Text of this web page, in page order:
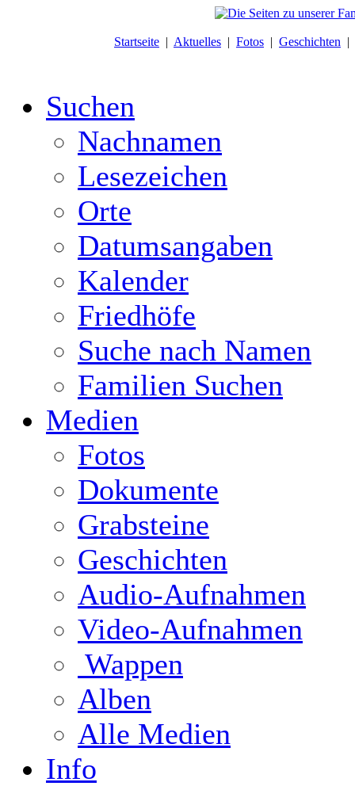
Startseite | Aktuelles | Fotos | Geschichten |
Suchen
Nachnamen
Lesezeichen
Orte
Datumsangaben
Kalender
Friedhöfe
Suche nach Namen
Familien Suchen
Medien
Fotos
Dokumente
Grabsteine
Geschichten
Audio-Aufnahmen
Video-Aufnahmen
Wappen
Alben
Alle Medien
Info